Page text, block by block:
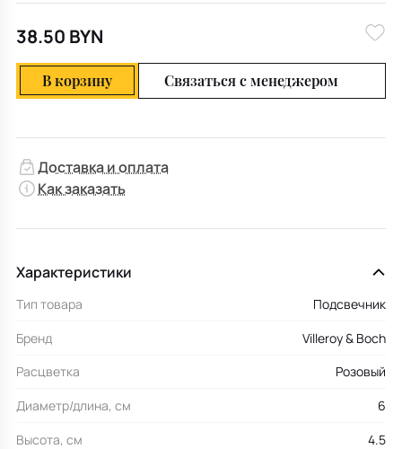
38.50 BYN
В корзину Связаться с менеджером
Доставка и оплата
Как заказать
Характеристики
Тип товара
Подсвечник
Бренд
Villeroy & Boch
Расцветка
Розовый
Диаметр/длина, см
6
Высота, см
4.5